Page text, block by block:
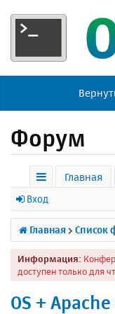
Форум
с
ы
л
к
Главная
Вход
Главная Список
Информация:
доступен только для
OS +